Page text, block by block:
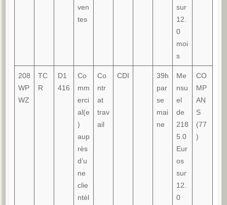
ven
tes
sur
12.
0
moi
s
208
WP
WZ
TC
R
D1
416
Co
mm
erci
al(e
)
aup
rès
d’u
ne
clie
ntèl
Co
ntr
at
trav
ail
CDI
39h
par
se
mai
ne
Me
nsu
el
de
218
5.0
Eur
os
sur
12.
0
CO
MP
AN
S
(77
)